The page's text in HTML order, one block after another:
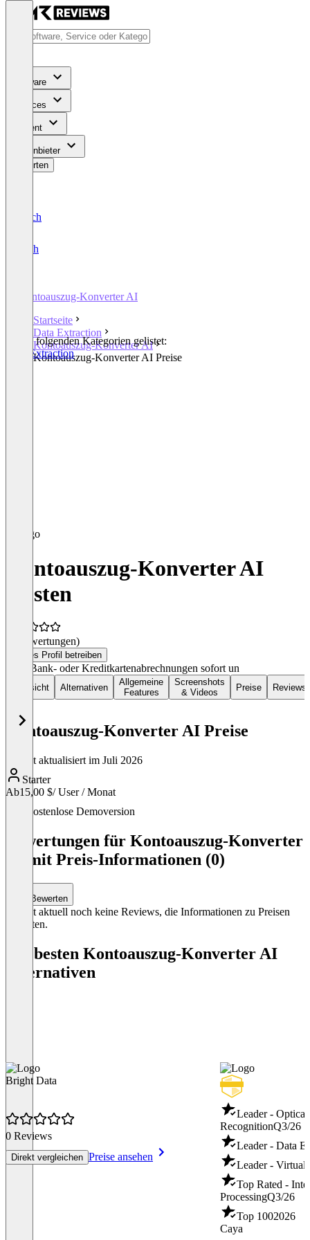
Software
Services
Content
Für Anbieter
Bewerten
Deutsch
English
Kontoauszug-Konverter AI
Startseite
Data Extraction
Kontoauszug-Konverter AI
Kontoauszug-Konverter AI Preise
In den folgenden Kategorien gelistet:
Data Extraction
Kontoauszug-Konverter AI
Kosten
(0 Bewertungen)
Dieses Profil betreiben
PDF-Bank- oder Kreditkartenabrechnungen sofort un
Übersicht Alternativen
Allgemeine
Features
Screenshots
& Videos
Preise Reviews
Kontoauszug-Konverter AI Preise
Zuletzt aktualisiert im Juli 2026
Starter
Ab15,00 $/ User / Monat
Kostenlose Demoversion
Bewertungen für Kontoauszug-Konverter
AI mit Preis-Informationen (0)
Bewerten
Es gibt aktuell noch keine Reviews, die Informationen zu Preisen
enthalten.
Die besten Kontoauszug-Konverter AI
Alternativen
Bright Data
0 Reviews
Direkt vergleichen Preise ansehen
Leader - Optical
RecognitionQ3/26
Leader - Data
Leader - Virtual
Top Rated -
ProcessingQ3/26
Top 1002026
Caya